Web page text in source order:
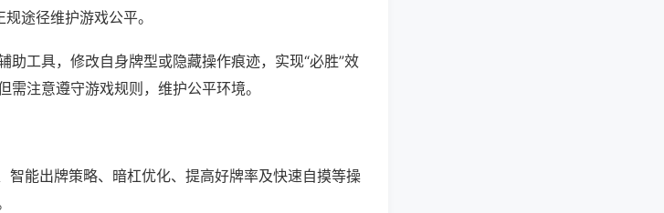
途径维护游戏公平。
助工具，修改自身牌型或隐藏操作痕迹，实现“必胜”效
注意遵守游戏规则，维护公平环境。
能出牌策略、暗杠优化、提高好牌率及快速自摸等操